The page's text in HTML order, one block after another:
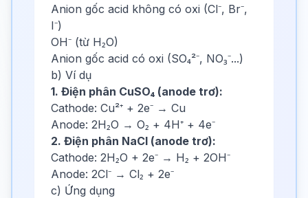
Anion gốc acid không có oxi (Cl⁻, Br⁻,
I⁻)
OH⁻ (từ H₂O)
Anion gốc acid có oxi (SO₄²⁻, NO₃⁻...)
b) Ví dụ
1. Điện phân CuSO₄ (anode trơ):
Cathode: Cu²⁺ + 2e⁻ → Cu
Anode: 2H₂O → O₂ + 4H⁺ + 4e⁻
2. Điện phân NaCl (anode trơ):
Cathode: 2H₂O + 2e⁻ → H₂ + 2OH⁻
Anode: 2Cl⁻ → Cl₂ + 2e⁻
c) Ứng dụng